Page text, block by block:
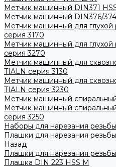
Метчик машинный DIN371
Метчик машинный DIN376/374
Метчик машинный для глухой
серия 3170
Метчик машинный для глухой
серия 3270
Метчик машинный для
TIALN серия 3130
Метчик машинный для
TIALN серия 3230
Метчик машинный спиральный
Метчик машинный
серия 3250
Наборы для нарезания резьбы
Плашки для нарезания резьбы
Назад
Плашки для нарезания резьбы
Плашка DIN 223 HSS M